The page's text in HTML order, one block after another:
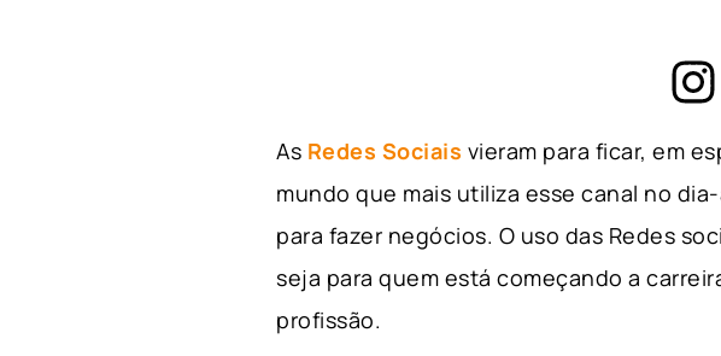
As Redes Sociais vieram para ficar, em
mundo que mais utiliza esse canal no
para fazer negócios. O uso das Redes
seja para quem está começando a
profissão.